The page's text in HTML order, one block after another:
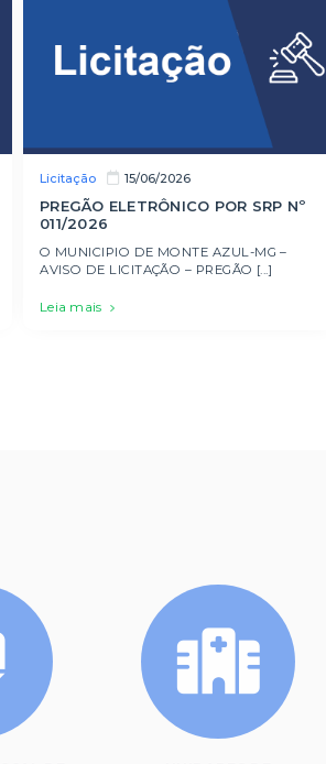
Licitação 15/06/2026
PREGÃO ELETRÔNICO POR SRP Nº
011/2026
O MUNICIPIO DE MONTE AZUL-MG –
AVISO DE LICITAÇÃO – PREGÃO [...]
Leia mais